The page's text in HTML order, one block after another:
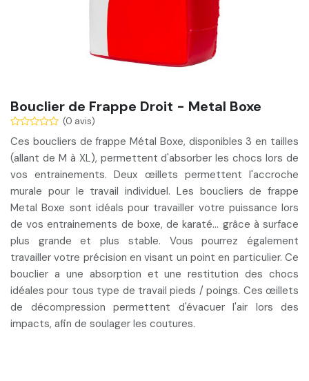
Bouclier de Frappe Droit - Metal Boxe
(0 avis)
Ces boucliers de frappe Métal Boxe, disponibles 3 en tailles
(allant de M à XL), permettent d'absorber les chocs lors de
vos entrainements. Deux œillets permettent l'accroche
murale pour le travail individuel. Les boucliers de frappe
Metal Boxe sont idéals pour travailler votre puissance lors
de vos entrainements de boxe, de karaté... grâce à surface
plus grande et plus stable. Vous pourrez également
travailler votre précision en visant un point en particulier. Ce
bouclier a une absorption et une restitution des chocs
idéales pour tous type de travail pieds / poings. Ces œillets
de décompression permettent d'évacuer l'air lors des
impacts, afin de soulager les coutures.